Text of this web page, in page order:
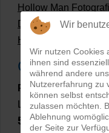
Hollow Man
Dateiformate und
Hollowman und
Google
PRO-ducto GmbH,
Lichtenau
5,0⭐⭐⭐⭐⭐ bei144
Wir
Wir nutzen Cookies
ihnen sind
während andere
Nutzererfahrung zu
können selbst
zulassen möchten.
Ablehnung
der Seite zur